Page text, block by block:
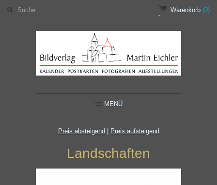
Warenkorb (0)
MENÜ
Preis absteigend Preis aufsteigend
Landschaften